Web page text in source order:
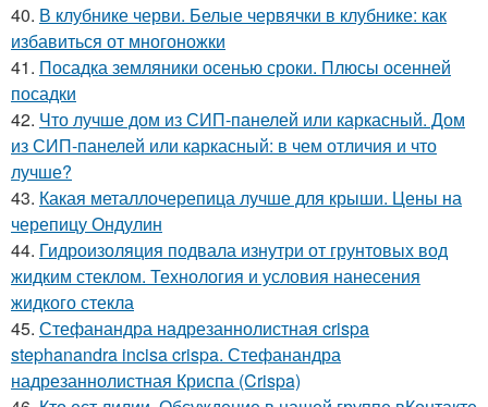
40. В клубнике черви. Белые червячки в клубнике: как
избавиться от многоножки
41. Посадка земляники осенью сроки. Плюсы осенней
посадки
42. Что лучше дом из СИП-панелей или каркасный. Дом
из СИП-панелей или каркасный: в чем отличия и что
лучше?
43. Какая металлочерепица лучше для крыши. Цены на
черепицу Ондулин
44. Гидроизоляция подвала изнутри от грунтовых вод
жидким стеклом. Технология и условия нанесения
жидкого стекла
45. Стефанандра надрезаннолистная crispa
stephanandra incisa crispa. Стефанандра
надрезаннолистная Криспа (Crispa)